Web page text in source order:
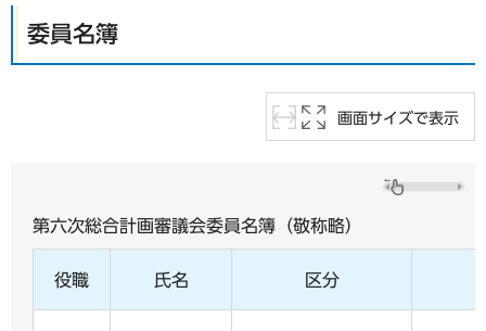
委員名簿
画面サイズで表示
第六次総合計画審議会委員名簿（敬称略）
役職 氏名 区分